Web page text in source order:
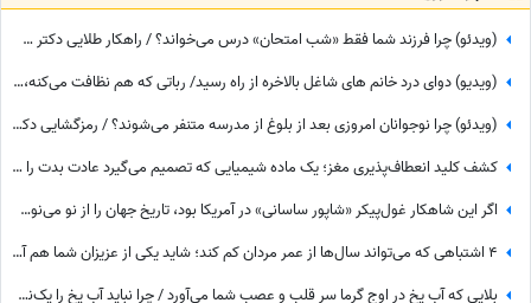
(ویدئو) چرا فرزند شما فقط «شب امتحان» درس می‌خواند؟ / راهکار طلایی دکتر سعید عزیزی برای تعامل با نوجوانان توان‌محور
(ویدیو) دوای درد خانم های شاغل بالاخره از راه رسید/ رباتی که هم نظافت می‌کنه، هم شیرینی می‌پزه، هم دلتون رو با سنتور می‌بره!😍
(ویدئو) چرا نوجوانان امروزی بعد از بلوغ از مدرسه متنفر می‌شوند؟ / رمزگشایی دکتر سعید عزیزی از یک لجبازی هوشمندانه + راهکار عبور
کشف کلید انعطاف‌پذیری مغز؛ یک ماده شیمیایی که تصمیم می‌گیرد عادت بدت را ادامه بدهی یا نه
اگر این شاهکار غول‌پیکر «شاپور ساسانی» در آمریکا بود، تاریخ جهان را از نو می‌نوشتند! + فیلم غار کازرون
4 اشتباهی که می‌تواند سال‌ها از عمر مردان کم کند؛ شاید یکی از عزیزان شما هم آن‌ها را تکرار می‌کند
بلایی که آب یخ در اوج گرما سر قلب و عصب شما می‌آورد / چرا نباید آب یخ را یک‌نفس سر کشید؟